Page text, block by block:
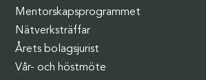
Mentorskapsprogrammet
Nätverksträffar
Årets bolagsjurist
Vår- och höstmöte